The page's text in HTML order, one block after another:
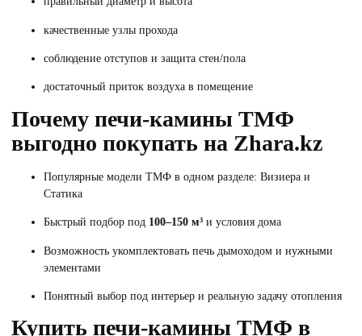
качественные узлы прохода
соблюдение отступов и защита стен/пола
достаточный приток воздуха в помещение
Почему печи-камины ТМФ
выгодно покупать на Zhara.kz
Популярные модели ТМФ в одном разделе: Визиера и
Статика
Быстрый подбор под 100–150 м³ и условия дома
Возможность укомплектовать печь дымоходом и нужными
элементами
Понятный выбор под интерьер и реальную задачу отопления
Купить печи-камины ТМФ в